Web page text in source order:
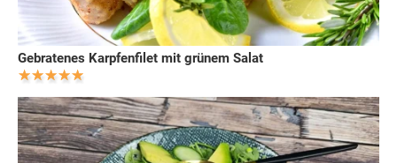
Gebratenes Karpfenfilet mit grünem Salat